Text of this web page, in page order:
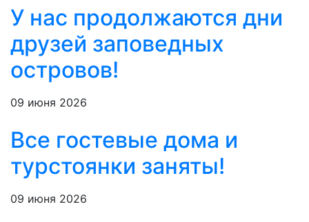
У нас продолжаются дни
друзей заповедных
островов!
09 июня 2026
Все гостевые дома и
турстоянки заняты!
09 июня 2026